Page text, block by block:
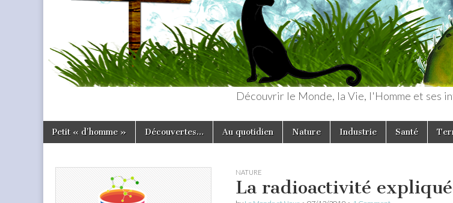
Découvrir le Monde, la Vie, l'Homme et ses
Main
menu
Skip
Petit « d’homme » Découvertes… Au quotidien Nature Industrie Santé
NATURE
La radioactivité